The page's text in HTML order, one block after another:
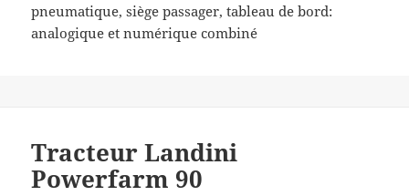
pneumatique, siège passager, tableau de bord:
analogique et numérique combiné
Tracteur Landini
Powerfarm 90